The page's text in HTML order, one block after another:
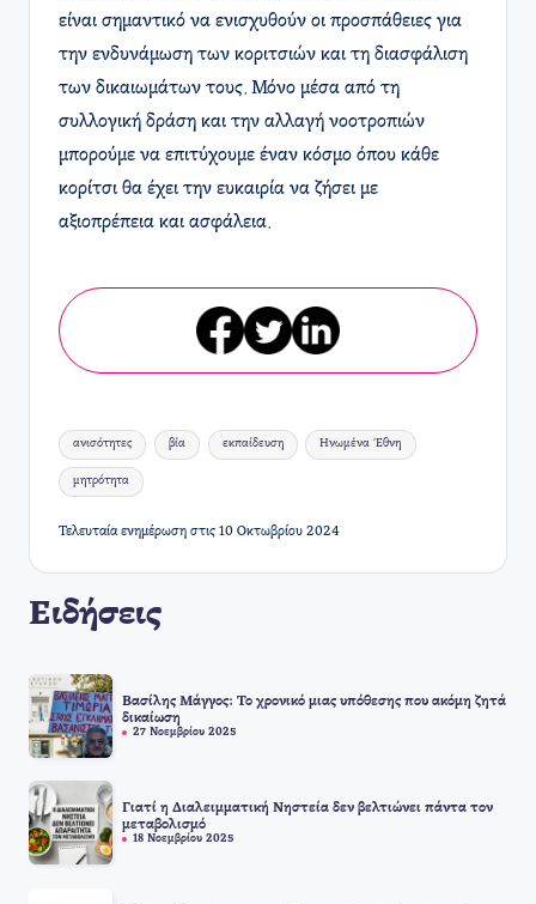
είναι σημαντικό να ενισχυθούν οι προσπάθειες για
την ενδυνάμωση των κοριτσιών και τη διασφάλιση
των δικαιωμάτων τους. Μόνο μέσα από τη
συλλογική δράση και την αλλαγή νοοτροπιών
μπορούμε να επιτύχουμε έναν κόσμο όπου κάθε
κορίτσι θα έχει την ευκαιρία να ζήσει με
αξιοπρέπεια και ασφάλεια.
Ετικέτες:
ανισότητες βία εκπαίδευση Ηνωμένα Έθνη
μητρότητα
Τελευταία ενημέρωση στις 10 Οκτωβρίου 2024
Ειδήσεις
Βασίλης Μάγγος: Το χρονικό μιας υπόθεσης που ακόμη ζητά
δικαίωση
27 Νοεμβρίου 2025
Γιατί η Διαλειμματική Νηστεία δεν βελτιώνει πάντα τον
μεταβολισμό
18 Νοεμβρίου 2025